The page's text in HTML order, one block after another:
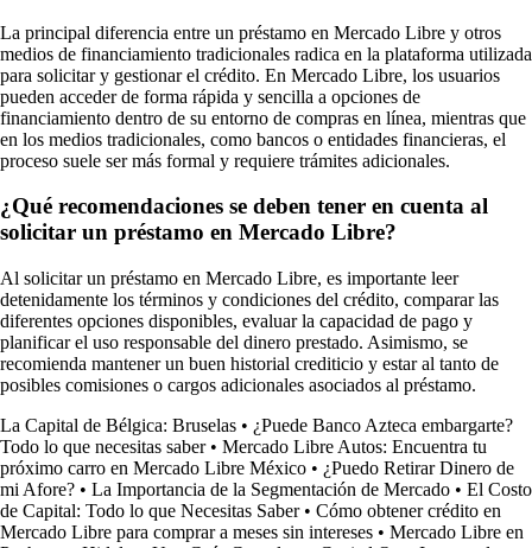
La principal diferencia entre un préstamo en Mercado Libre y otros
medios de financiamiento tradicionales radica en la plataforma utilizada
para solicitar y gestionar el crédito. En Mercado Libre, los usuarios
pueden acceder de forma rápida y sencilla a opciones de
financiamiento dentro de su entorno de compras en línea, mientras que
en los medios tradicionales, como bancos o entidades financieras, el
proceso suele ser más formal y requiere trámites adicionales.
¿Qué recomendaciones se deben tener en cuenta al
solicitar un préstamo en Mercado Libre?
Al solicitar un préstamo en Mercado Libre, es importante leer
detenidamente los términos y condiciones del crédito, comparar las
diferentes opciones disponibles, evaluar la capacidad de pago y
planificar el uso responsable del dinero prestado. Asimismo, se
recomienda mantener un buen historial crediticio y estar al tanto de
posibles comisiones o cargos adicionales asociados al préstamo.
La Capital de Bélgica: Bruselas • ¿Puede Banco Azteca embargarte?
Todo lo que necesitas saber• Mercado Libre Autos: Encuentra tu
próximo carro en Mercado Libre México • ¿Puedo Retirar Dinero de
mi Afore? • La Importancia de la Segmentación de Mercado • El Costo
de Capital: Todo lo que Necesitas Saber• Cómo obtener crédito en
Mercado Libre para comprar a meses sin intereses • Mercado Libre en